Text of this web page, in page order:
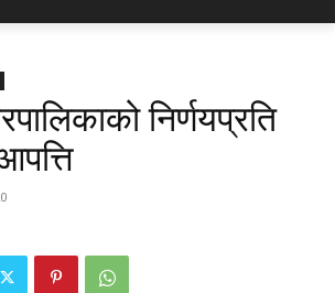
निर्णयप्रति